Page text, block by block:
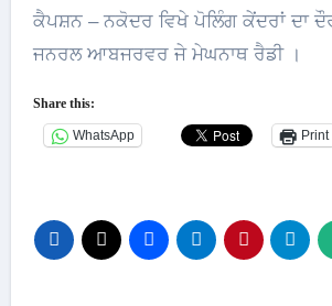
ਕੈਪਸ਼ਨ – ਨਕੋਦਰ ਵਿਖੇ ਪੋਲਿੰਗ ਕੇਂਦਰਾਂ ਦਾ
ਜਨਰਲ ਆਬਜਰਵਰ ਜੇ ਮੇਘਨਾਥ ਰੈਡੀ ।
Share this:
WhatsApp Print